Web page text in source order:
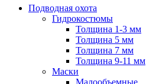
Подводная охота
Гидрокостюмы
Толщина 1-3 мм
Толщина 5 мм
Толщина 7 мм
Толщина 9-11 мм
Маски
Малообъемные